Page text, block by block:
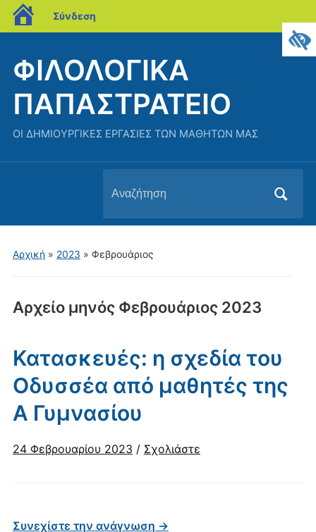
blogs.sch.gr
Σύνδεση
ΦΙΛΟΛΟΓΙΚΑ
ΠΑΠΑΣΤΡΑΤΕΙΟ
ΟΙ ΔΗΜΙΟΥΡΓΙΚΕΣ ΕΡΓΑΣΙΕΣ ΤΩΝ ΜΑΘΗΤΩΝ ΜΑΣ
για:
Αρχική» 2023 » Φεβρουάριος
Αρχείο μηνός Φεβρουάριος 2023
Κατασκευές: η σχεδία του
Οδυσσέα από μαθητές της
Α Γυμνασίου
24 Φεβρουαρίου 2023 / Σχολιάστε
Συνεχίστε την ανάγνωση →